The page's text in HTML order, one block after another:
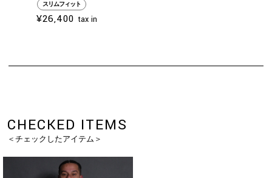
お買い物を続ける
スリムフィット
¥26,400 tax in
CHECKED ITEMS
＜チェックしたアイテム＞